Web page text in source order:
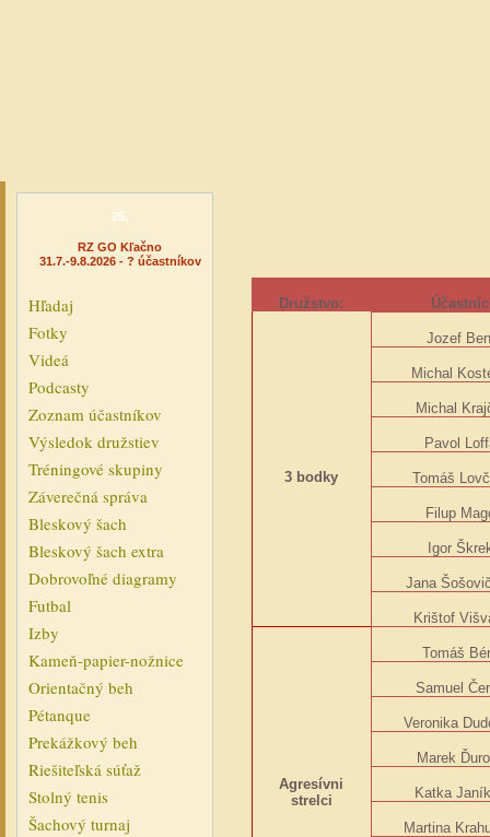
25.
RZ GO Kľačno
31.7.-9.8.2026 - ? účastníkov
Hľadaj
Fotky
Videá
Podcasty
Zoznam účastníkov
Výsledok družstiev
Tréningové skupiny
Záverečná správa
Bleskový šach
Bleskový šach extra
Dobrovoľné diagramy
Futbal
Izby
Kameň-papier-nožnice
Orientačný beh
Pétanque
Prekážkový beh
Riešiteľská súťaž
Stolný tenis
Šachový turnaj
Družstvo:
3 bodky
Jozef
Michal
Michal
Pavol
Tomáš
Filup
Igor
Jana
Krištof
Agresívni
strelci
Tomáš
Samuel
Veronika
Marek
Katka
Martina